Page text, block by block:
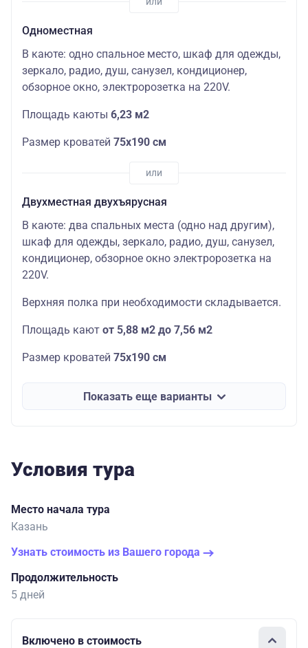
Одноместная
В каюте: одно спальное место, шкаф для одежды,
зеркало, радио, душ, санузел, кондиционер,
обзорное окно, электророзетка на 220V.
Площадь каюты 6,23 м2
Размер кроватей 75х190 см
Двухместная двухъярусная
В каюте: два спальных места (одно над другим),
шкаф для одежды, зеркало, радио, душ, санузел,
кондиционер, обзорное окно электророзетка на
220V.
Верхняя полка при необходимости складывается.
Площадь кают от 5,88 м2 до 7,56 м2
Размер кроватей 75х190 см
Показать еще варианты
Условия тура
Место начала тура
Казань
Узнать стоимость из Вашего города
Продолжительность
5 дней
Включено в стоимость